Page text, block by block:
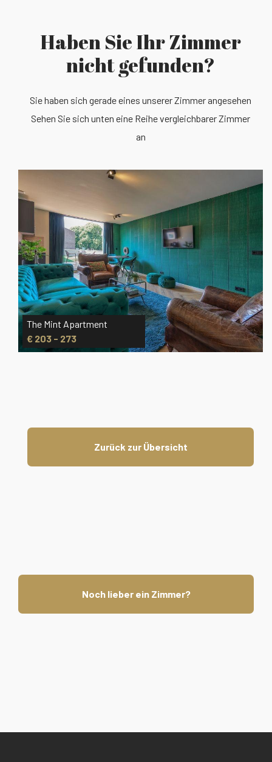
Haben Sie Ihr Zimmer
nicht gefunden?
Sie haben sich gerade eines unserer Zimmer angesehen
Sehen Sie sich unten eine Reihe vergleichbarer Zimmer
an
The Mint Apartment
€ 203 - 273
Zurück zur Übersicht
Noch lieber ein Zimmer?